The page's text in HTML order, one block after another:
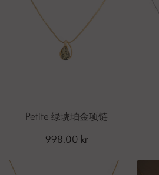
Petite 绿琥珀金项链
998.00 kr